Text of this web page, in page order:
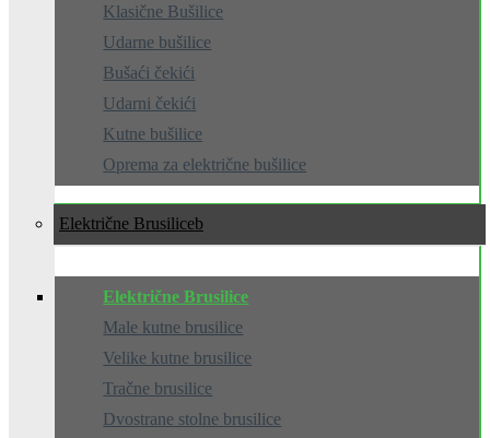
Klasične Bušilice
Udarne bušilice
Bušaći čekići
Udarni čekići
Kutne bušilice
Oprema za električne bušilice
Električne Brusilice
Električne Brusilice
Male kutne brusilice
Velike kutne brusilice
Tračne brusilice
Dvostrane stolne brusilice